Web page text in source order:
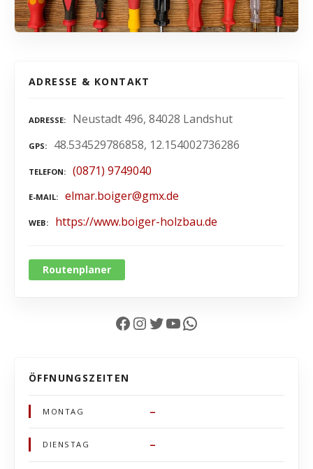
ADRESSE & KONTAKT
ADRESSE Neustadt 496, 84028 Landshut
GPS 48.534529786858, 12.154002736286
TELEFON (0871) 9749040
E-MAIL elmar.boiger@gmx.de
WEB https://www.boiger-holzbau.de
Routenplaner
Facebook InstagramTwitter YouTube WhatsApp
ÖFFNUNGSZEITEN
MONTAG –
DIENSTAG –